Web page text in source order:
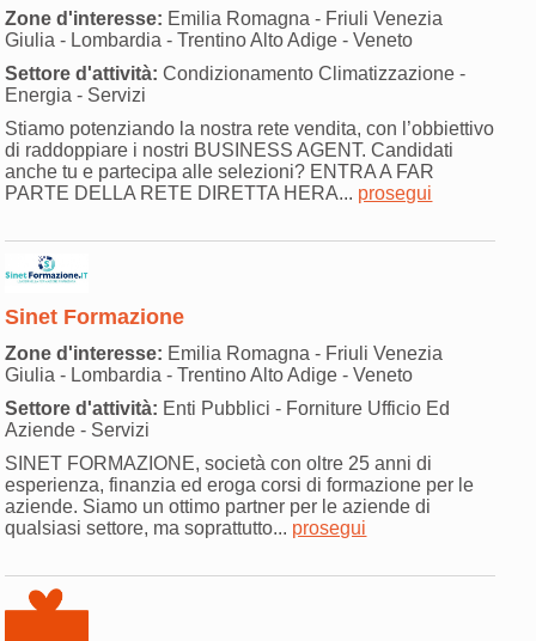
Zone d'interesse: Emilia Romagna - Friuli Venezia
Giulia - Lombardia - Trentino Alto Adige - Veneto
Settore d'attività: Condizionamento Climatizzazione -
Energia - Servizi
Stiamo potenziando la nostra rete vendita, con l’obbiettivo
di raddoppiare i nostri BUSINESS AGENT. Candidati
anche tu e partecipa alle selezioni? ENTRA A FAR
PARTE DELLA RETE DIRETTA HERA... prosegui
Sinet Formazione
Zone d'interesse: Emilia Romagna - Friuli Venezia
Giulia - Lombardia - Trentino Alto Adige - Veneto
Settore d'attività: Enti Pubblici - Forniture Ufficio Ed
Aziende - Servizi
SINET FORMAZIONE, società con oltre 25 anni di
esperienza, finanzia ed eroga corsi di formazione per le
aziende. Siamo un ottimo partner per le aziende di
qualsiasi settore, ma soprattutto... prosegui